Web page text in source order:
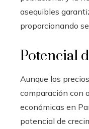
asequibles
proporcionando
Potencial
Aunque los
comparación con
económicas en
potencial de